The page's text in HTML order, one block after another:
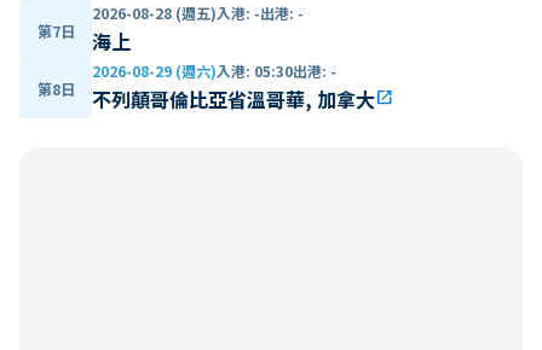
第7日
2026-08-28 (週五)入港: -出港: -
海上
第8日
2026-08-29 (週六)入港: 05:30出港: -
不列顛哥倫比亞省溫哥華, 加拿大open_in_new